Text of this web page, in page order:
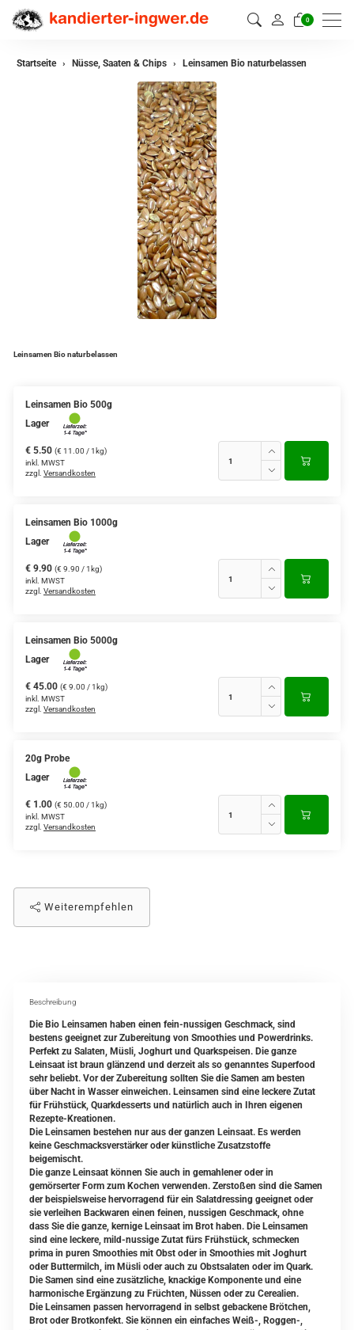
0
Startseite Nüsse, Saaten & Chips Leinsamen Bio naturbelassen
Leinsamen Bio naturbelassen
Leinsamen Bio 500g
Lager
€ 5.50 (€ 11.00 / 1kg)
inkl. MWST
zzgl. Versandkosten
Leinsamen Bio 1000g
Lager
€ 9.90 (€ 9.90 / 1kg)
inkl. MWST
zzgl. Versandkosten
Leinsamen Bio 5000g
Lager
€ 45.00 (€ 9.00 / 1kg)
inkl. MWST
zzgl. Versandkosten
20g Probe
Lager
€ 1.00 (€ 50.00 / 1kg)
inkl. MWST
zzgl. Versandkosten
Weiterempfehlen
Beschreibung
Die Bio Leinsamen haben einen fein-nussigen Geschmack, sind
bestens geeignet zur Zubereitung von Smoothies und Powerdrinks.
Perfekt zu Salaten, Müsli, Joghurt und Quarkspeisen. Die ganze
Leinsaat ist braun glänzend und derzeit als so genanntes Superfood
sehr beliebt. Vor der Zubereitung sollten Sie die Samen am besten
über Nacht in Wasser einweichen. Leinsamen sind eine leckere Zutat
für Frühstück, Quarkdesserts und natürlich auch in Ihren eigenen
Rezepte-Kreationen.
Die Leinsamen bestehen nur aus der ganzen Leinsaat. Es werden
keine Geschmacksverstärker oder künstliche Zusatzstoffe
beigemischt.
Die ganze Leinsaat können Sie auch in gemahlener oder in
gemörserter Form zum Kochen verwenden. Zerstoßen sind die Samen
der beispielsweise hervorragend für ein Salatdressing geeignet oder
sie verleihen Backwaren einen feinen, nussigen Geschmack, ohne
dass Sie die ganze, kernige Leinsaat im Brot haben. Die Leinsamen
sind eine leckere, mild-nussige Zutat fürs Frühstück, schmecken
prima in puren Smoothies mit Obst oder in Smoothies mit Joghurt
oder Buttermilch, im Müsli oder auch zu Obstsalaten oder im Quark.
Die Samen sind eine zusätzliche, knackige Komponente und eine
harmonische Ergänzung zu Früchten, Nüssen oder zu Cerealien.
Die Leinsamen passen hervorragend in selbst gebackene Brötchen,
Brot oder Brotkonfekt. Sie können ein einfaches Weiß-, Roggen-,